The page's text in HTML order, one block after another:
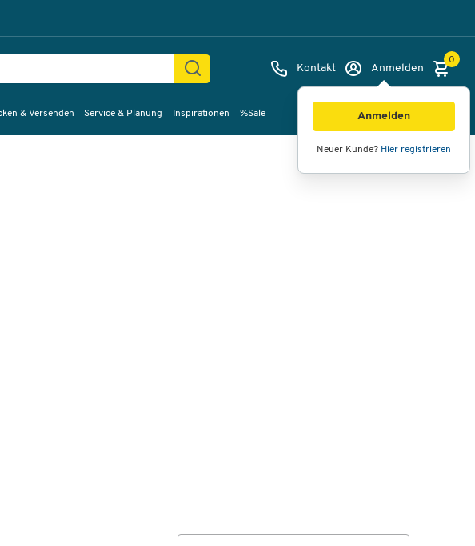
Kontakt Anmelden
Anmelden
Neuer Kunde? Hier registrieren
0
& Versenden Service & Planung Inspirationen %Sale
Bilder Videos 360°-Ansicht